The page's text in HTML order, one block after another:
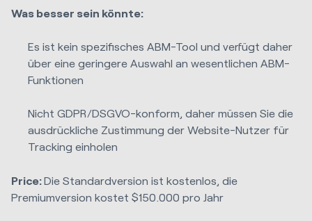
Was besser sein könnte:
Es ist kein spezifisches ABM-Tool und verfügt daher
über eine geringere Auswahl an wesentlichen ABM-
Funktionen
Nicht GDPR/DSGVO-konform, daher müssen Sie die
ausdrückliche Zustimmung der Website-Nutzer für
Tracking einholen
Price:Die Standardversion ist kostenlos, die
Premiumversion kostet $150.000 pro Jahr